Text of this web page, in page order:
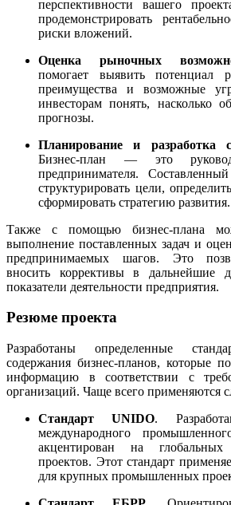
перспективности вашего
продемонстрировать
риски вложений.
Оценка рыночных
помогает выявить потенциал
преимущества и возможные
инвесторам понять, насколько
прогнозы.
Планирование и разработка
Бизнес-план — это
предпринимателя.
структурировать цели,
сформировать стратегию развития.
Также с помощью бизнес-плана
выполнение поставленных задач и
предпринимаемых шагов. Это
вносить коррективы в дальнейшие
показатели деятельности предприятия.
Резюме проекта
Разработаны определенные
содержания бизнес-планов, которые
информацию в соответствии с
организаций. Чаще всего применяются
Стандарт UNIDO.
международного
акцентирован на глобальных
проектов. Этот стандарт
для крупных промышленных